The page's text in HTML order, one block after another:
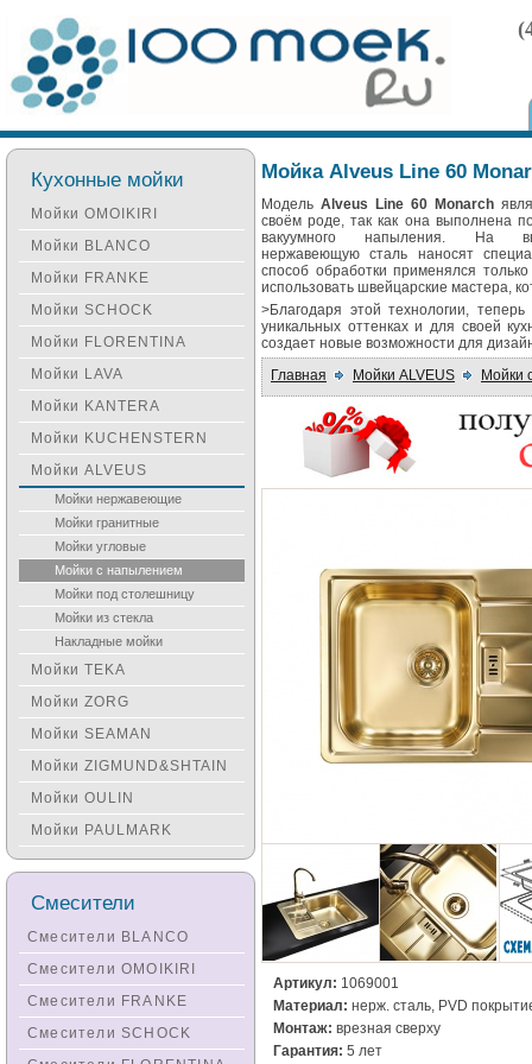
Мойка Alveus Line 60
Модель Alveus Line 60 Monarch
своём роде, так как она выполнена
вакуумного напыления. На
нержавеющую сталь наносят
способ обработки применялся
использовать швейцарские мастера,
>Благодаря этой технологии,
уникальных оттенках и для своей
создает новые возможности для
Главная
Мойки ALVEUS Мойки
Артикул: 1069001
Материал: нерж. сталь, PVD
Монтаж: врезная сверху
Гарантия: 5 лет
Кухонные мойки
Мойки OMOIKIRI
Мойки BLANCO
Мойки FRANKE
Мойки SCHOCK
Мойки FLORENTINA
Мойки LAVA
Мойки KANTERA
Мойки KUCHENSTERN
Мойки ALVEUS
Мойки нержавеющие
Мойки гранитные
Мойки угловые
Мойки с напылением
Мойки под столешницу
Мойки из стекла
Накладные мойки
Мойки TEKA
Мойки ZORG
Мойки SEAMAN
Мойки ZIGMUND&SHTAIN
Мойки OULIN
Мойки PAULMARK
Смесители
Смесители BLANCO
Смесители OMOIKIRI
Смесители FRANKE
Смесители SCHOCK